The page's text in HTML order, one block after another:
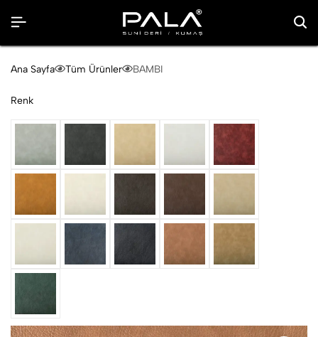
Ana Sayfa Tüm Ürünler BAMBI
Renk
Bordo
Lacivert